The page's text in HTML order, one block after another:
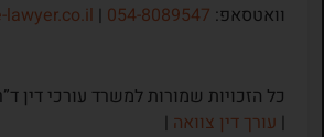
וואטסאפ: 054-8089547
|
lawyer.co.il
כל הזכויות שמורות למשרד עורכי דין
| עורך דין צוואה|